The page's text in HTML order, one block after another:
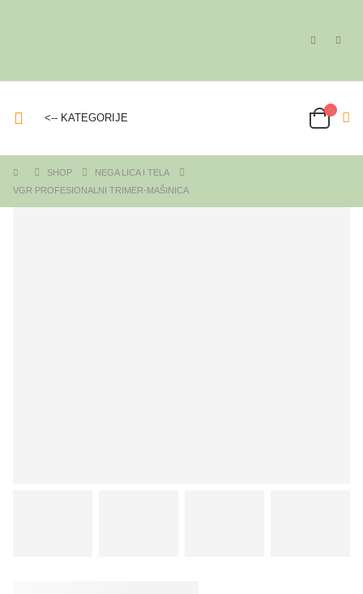
<-- KATEGORIJE
SHOP
NEGA LICA I TELA
VGR PROFESIONALNI TRIMER-MAŠINICA